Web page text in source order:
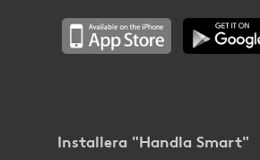
Installera "Handla Smart"